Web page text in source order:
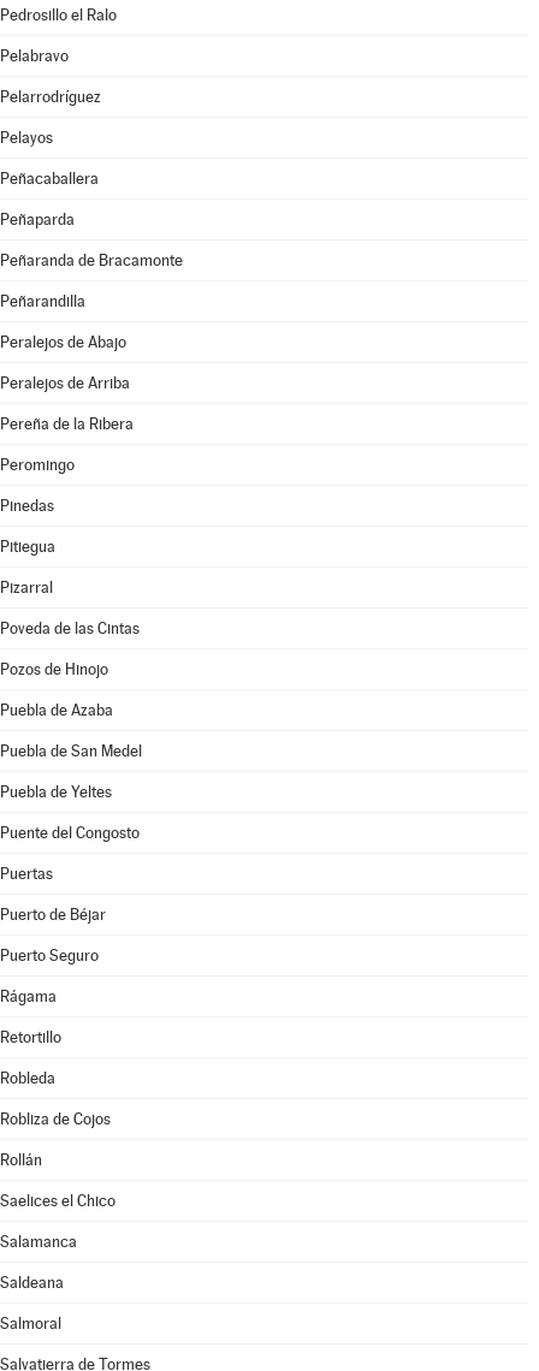
Pedrosillo el Ralo
Pelabravo
Pelarrodríguez
Pelayos
Peñacaballera
Peñaparda
Peñaranda de Bracamonte
Peñarandilla
Peralejos de Abajo
Peralejos de Arriba
Pereña de la Ribera
Peromingo
Pinedas
Pitiegua
Pizarral
Poveda de las Cintas
Pozos de Hinojo
Puebla de Azaba
Puebla de San Medel
Puebla de Yeltes
Puente del Congosto
Puertas
Puerto de Béjar
Puerto Seguro
Rágama
Retortillo
Robleda
Robliza de Cojos
Rollán
Saelices el Chico
Salamanca
Saldeana
Salmoral
Salvatierra de Tormes